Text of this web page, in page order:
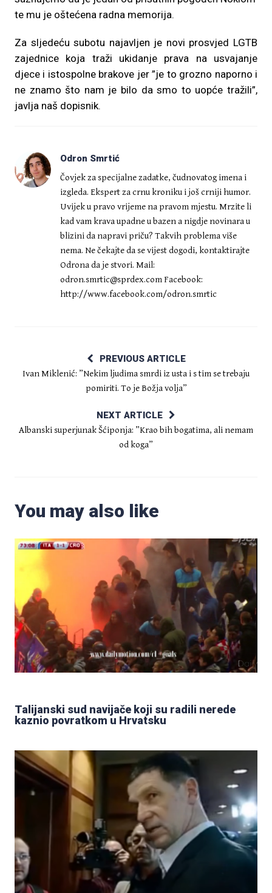
te mu je oštećena radna memorija.
Za sljedeću subotu najavljen je novi prosvjed LGTB
zajednice koja traži ukidanje prava na usvajanje
djece i istospolne brakove jer ”je to grozno naporno i
ne znamo što nam je bilo da smo to uopće tražili”,
javlja naš dopisnik.
Odron Smrtić
Čovjek za specijalne zadatke, čudnovatog imena i
izgleda. Ekspert za crnu kroniku i još crniji humor.
Uvijek u pravo vrijeme na pravom mjestu. Mrzite li
kad vam krava upadne u bazen a nigdje novinara u
blizini da napravi priču? Takvih problema više
nema. Ne čekajte da se vijest dogodi, kontaktirajte
Odrona da je stvori. Mail:
odron.smrtic@sprdex.com Facebook:
http://www.facebook.com/odron.smrtic
PREVIOUS ARTICLE
Ivan Miklenić: ”Nekim ljudima smrdi iz usta i s tim se trebaju
pomiriti. To je Božja volja”
NEXT ARTICLE
Albanski superjunak Šćiponja: ”Krao bih bogatima, ali nemam
od koga”
You may also like
Talijanski sud navijače koji su radili nerede
kaznio povratkom u Hrvatsku